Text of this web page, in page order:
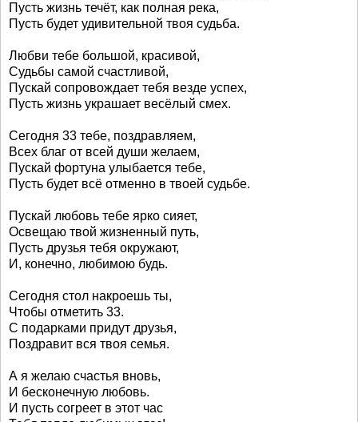
Пусть жизнь течёт, как полная река,
Пусть будет удивительной твоя судьба.
Любви тебе большой, красивой,
Судьбы самой счастливой,
Пускай сопровождает тебя везде успех,
Пусть жизнь украшает весёлый смех.
Сегодня 33 тебе, поздравляем,
Всех благ от всей души желаем,
Пускай фортуна улыбается тебе,
Пусть будет всё отменно в твоей судьбе.
Пускай любовь тебе ярко сияет,
Освещаю твой жизненный путь,
Пусть друзья тебя окружают,
И, конечно, любимою будь.
Сегодня стол накроешь ты,
Чтобы отметить 33.
С подарками придут друзья,
Поздравит вся твоя семья.
А я желаю счастья вновь,
И бесконечную любовь.
И пусть согреет в этот час